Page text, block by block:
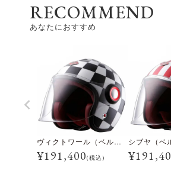
RECOMMEND
あなたにおすすめ
ヴィクトワール（ベルベデーレ）
¥191,400(税込)
シブヤ（ベ
¥